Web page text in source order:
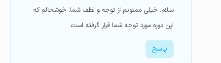
سلام. خیلی ممنونم از توجه و لطف شما. خوشحالم که
این دوره مورد توجه شما قرار گرفته است.
پاسخ